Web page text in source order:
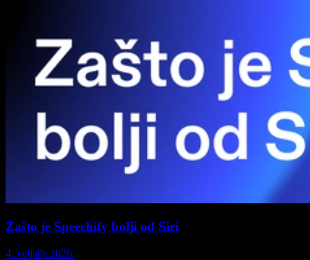
Zašto je Speechify bolji od Siri
4. veljače 2026.